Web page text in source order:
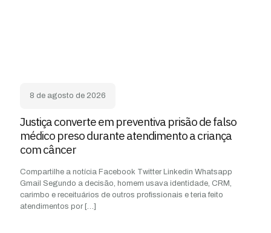
8 de agosto de 2026
Justiça converte em preventiva prisão de falso
médico preso durante atendimento a criança
com câncer
Compartilhe a notícia Facebook Twitter Linkedin Whatsapp
Gmail Segundo a decisão, homem usava identidade, CRM,
carimbo e receituários de outros profissionais e teria feito
atendimentos por […]